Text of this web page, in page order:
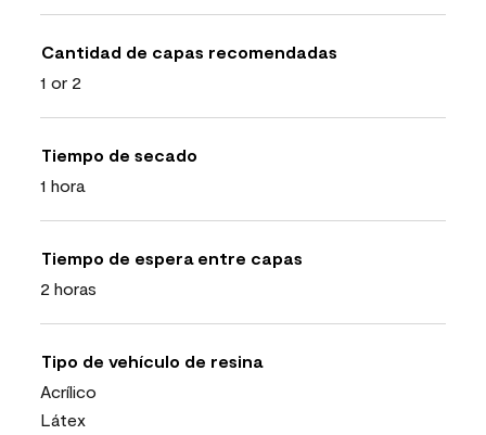
Cantidad de capas recomendadas
1 or 2
Tiempo de secado
1 hora
Tiempo de espera entre capas
2 horas
Tipo de vehículo de resina
Acrílico
Látex